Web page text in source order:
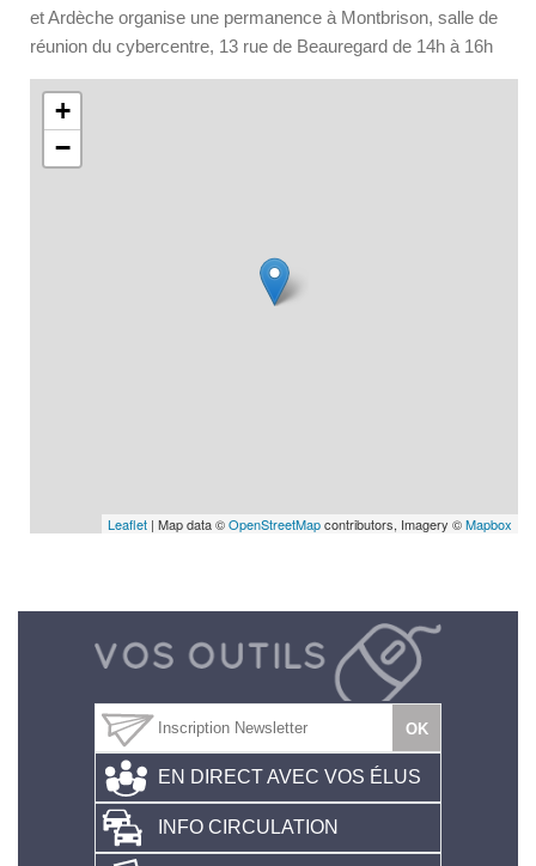
et Ardèche organise une permanence à Montbrison, salle de
réunion du cybercentre, 13 rue de Beauregard de 14h à 16h
+
−
Leaflet | Map data ©OpenStreetMapcontributors, Imagery ©Mapbox
EN DIRECT AVEC VOS ÉLUS
INFO CIRCULATION